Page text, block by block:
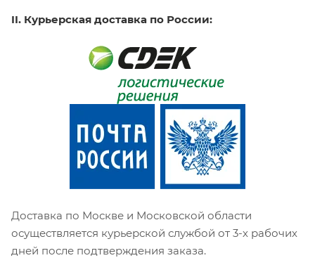
II. Курьерская доставка по России:
Доставка по Москве и Московской области
осуществляется курьерской службой от 3-х рабочих
дней после подтверждения заказа.